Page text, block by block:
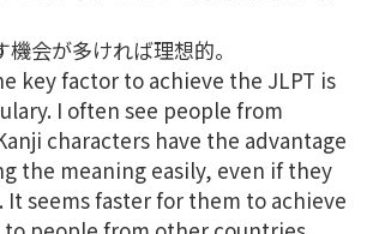
会が多ければ理想的。
key factor to achieve the JLPT is
I often see people from
characters have the advantage
the meaning easily, even if they
It seems faster for them to achieve